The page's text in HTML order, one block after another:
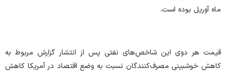
ماه آوریل بوده است.
قیمت هر دوی این شاخص‌های نفتی پس از انتشار گزارش مربوط به
کاهش خوشبینی مصرف‌کنندگان نسبت به وضع اقتصاد در آمریکا کاهش